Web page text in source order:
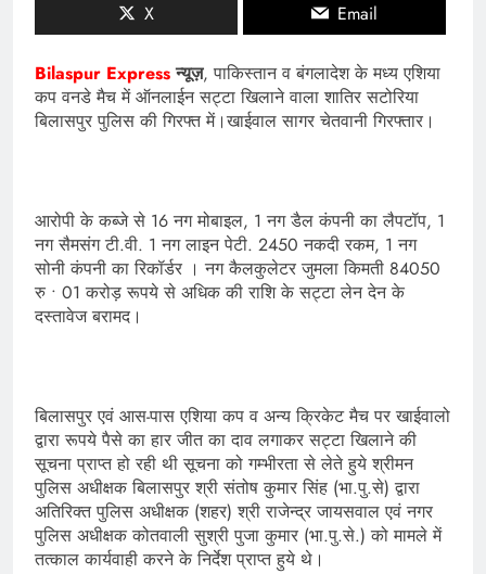
X
Email
Bilaspur Express न्यूज़, पाकिस्तान व बंगलादेश के मध्य एशिया
कप वनडे मैच में ऑनलाईन सट्टा खिलाने वाला शातिर सटोरिया
बिलासपुर पुलिस की गिरफ्त में।खाईवाल सागर चेतवानी गिरफ्तार।
आरोपी के कब्जे से 16 नग मोबाइल, 1 नग डैल कंपनी का लैपटॉप, 1
नग सैमसंग टी.वी. 1 नग लाइन पेटी. 2450 नकदी रकम, 1 नग
सोनी कंपनी का रिकॉर्डर । नग कैलकुलेटर जुमला किमती 84050
रु • 01 करोड़ रूपये से अधिक की राशि के सट्टा लेन देन के
दस्तावेज बरामद।
बिलासपुर एवं आस-पास एशिया कप व अन्य क्रिकेट मैच पर खाईवालो
द्वारा रूपये पैसे का हार जीत का दाव लगाकर सट्टा खिलाने की
सूचना प्राप्त हो रही थी सूचना को गम्भीरता से लेते हुये श्रीमन
पुलिस अधीक्षक बिलासपुर श्री संतोष कुमार सिंह (भा.पु.से) द्वारा
अतिरिक्त पुलिस अधीक्षक (शहर) श्री राजेन्द्र जायसवाल एवं नगर
पुलिस अधीक्षक कोतवाली सुश्री पुजा कुमार (भा.पु.से.) को मामले में
तत्काल कार्यवाही करने के निर्देश प्राप्त हुये थे।